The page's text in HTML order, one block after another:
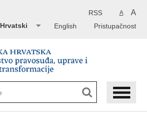
A A
RSS
Pristupačnost
English
Hrvatski